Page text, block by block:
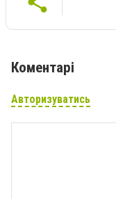
Коментарі
Авторизуватись